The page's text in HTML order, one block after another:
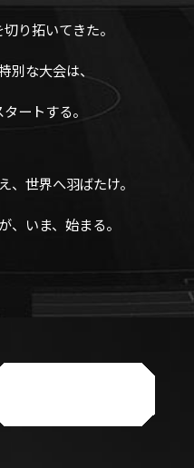
り拓いてきた。
別な大会は、
ートする。
、世界へ羽ばたけ。
、いま、始まる。